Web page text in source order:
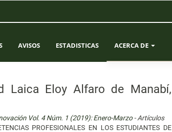
AVISOS ESTADISTICAS ACERCA DE
EQUIPO EDITORIAL
Laica Eloy Alfaro de Manabí,
Vol. 4 Núm. 1 (2019): Enero-Marzo- Artículos
PROFESIONALES EN LOS ESTUDIANTES DE